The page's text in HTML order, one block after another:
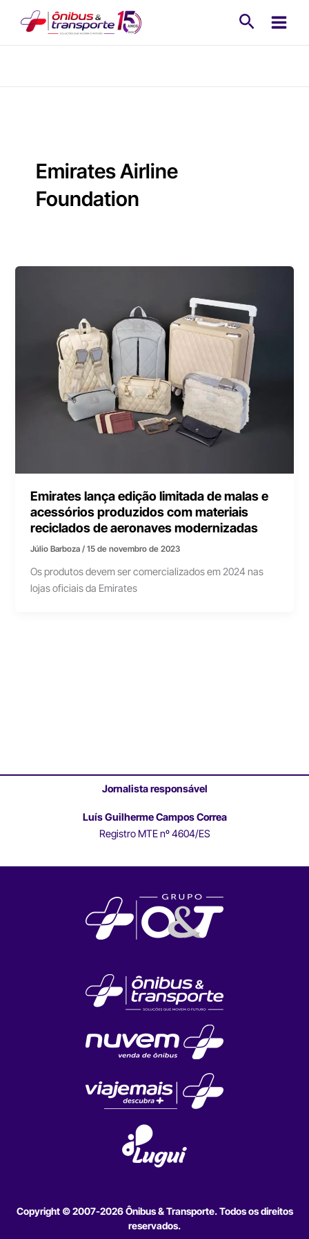
Emirates Airline
Foundation
Emirates lança edição limitada de malas e
acessórios produzidos com materiais
reciclados de aeronaves modernizadas
Júlio Barboza/15 de novembro de 2023
Os produtos devem ser comercializados em 2024 nas
lojas oficiais da Emirates
Jornalista responsável
Luís Guilherme Campos Correa
Registro MTE nº 4604/ES
Copyright © 2007-2026 Ônibus & Transporte. Todos os direitos
reservados.